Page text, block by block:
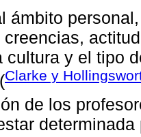
ámbito
creencias,
cultura y el tipo
Clarke y
de los